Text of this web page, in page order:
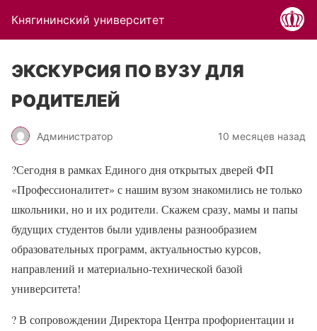
Княгининский университет
ЭКСКУРСИЯ ПО ВУЗУ ДЛЯ
РОДИТЕЛЕЙ
Администратор 10 месяцев назад
?Сегодня в рамках Единого дня открытых дверей ФП
«Профессионалитет» с нашим вузом знакомились не только
школьники, но и их родители. Скажем сразу, мамы и папы
будущих студентов были удивлены разнообразием
образовательных программ, актуальностью курсов,
направлений и материально-технической базой
университета!
?В сопровождении Директора Центра профориентации и